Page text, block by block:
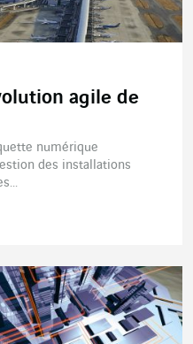
agile de
numérique
des installations